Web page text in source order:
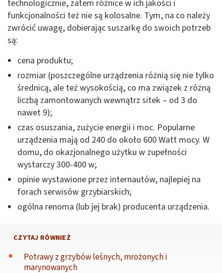
technologicznie, zatem różnice w ich jakości i
funkcjonalności też nie są kolosalne. Tym, na co należy
zwrócić uwagę, dobierając suszarkę do swoich potrzeb
są:
cena produktu;
rozmiar (poszczególne urządzenia różnią się nie tylko
średnicą, ale też wysokością, co ma związek z różną
liczbą zamontowanych wewnątrz sitek – od 3 do
nawet 9);
czas osuszania, zużycie energii i moc. Popularne
urządzenia mają od 240 do około 600 Watt mocy. W
domu, do okazjonalnego użytku w zupełności
wystarczy 300-400 w;
opinie wystawione przez internautów, najlepiej na
forach serwisów grzybiarskich;
ogólna renoma (lub jej brak) producenta urządzenia.
CZYTAJ RÓWNIEŻ
Potrawy z grzybów leśnych, mrożonych i
marynowanych